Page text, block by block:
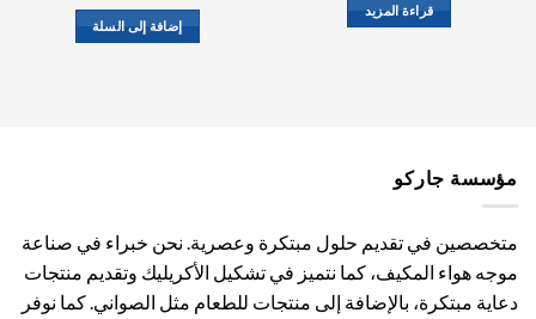
قراءة المزيد
إضافة إلى السلة
مؤسسة جاركو
متخصصين في تقديم حلول مبتكرة وعصرية. نحن خبراء في صناعة
موجه هواء المكيف، كما نتميز في تشكيل الأكريليك وتقديم منتجات
دعاية مبتكرة، بالإضافة إلى منتجات للطعام مثل الصواني. كما نوفر